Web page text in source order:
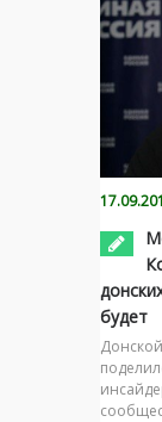
будет